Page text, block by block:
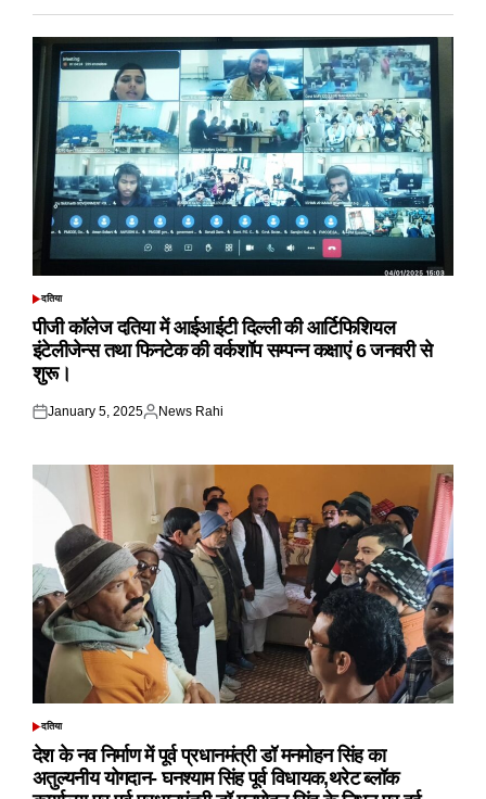
POSTED
IN
दतिया
पीजी कॉलेज दतिया में आईआईटी दिल्ली की आर्टिफिशियल
इंटेलीजेन्स तथा फिनटेक की वर्कशॉप सम्पन्न कक्षाएं 6 जनवरी से
शुरू।
Posted
January 5, 2025
Posted
News Rahi
POSTED
IN
दतिया
देश के नव निर्माण में पूर्व प्रधानमंत्री डॉ मनमोहन सिंह का
अतुल्यनीय योगदान- घनश्याम सिंह पूर्व विधायक,थरेट ब्लॉक